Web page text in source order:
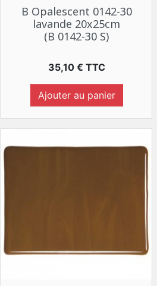
Aperçu rapide
B Opalescent 0142-30
lavande 20x25cm
(B 0142-30 S)
Prix
35,10 € TTC
Ajouter au panier